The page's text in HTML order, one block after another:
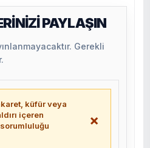
PAYLAŞIN
Gerekli
küfür veya
içeren
×